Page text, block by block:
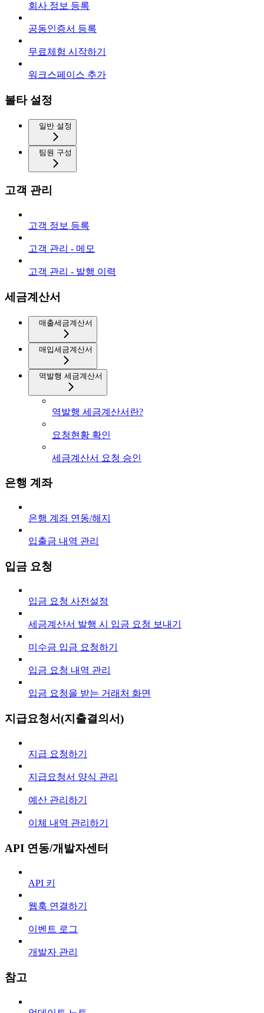
회사 정보 등록
공동인증서 등록
무료체험 시작하기
워크스페이스 추가
볼타 설정
일반 설정
팀원 구성
고객 관리
고객 정보 등록
고객 관리 - 메모
고객 관리 - 발행 이력
세금계산서
매출세금계산서
매입세금계산서
역발행 세금계산서
역발행 세금계산서란?
요청현황 확인
세금계산서 요청 승인
은행 계좌
은행 계좌 연동/해지
입출금 내역 관리
입금 요청
입금 요청 사전설정
세금계산서 발행 시 입금 요청 보내기
미수금 입금 요청하기
입금 요청 내역 관리
입금 요청을 받는 거래처 화면
지급요청서(지출결의서)
지급 요청하기
지급요청서 양식 관리
예산 관리하기
이체 내역 관리하기
API 연동/개발자센터
API 키
웹훅 연결하기
이벤트 로그
개발자 관리
참고